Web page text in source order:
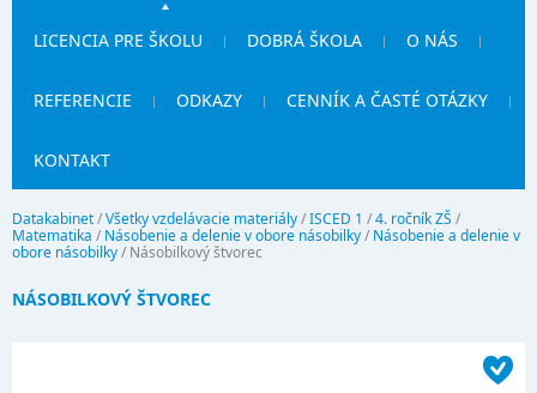
LICENCIA PRE ŠKOLU DOBRÁ ŠKOLA O NÁS
REFERENCIE ODKAZY CENNÍK A ČASTÉ OTÁZKY
KONTAKT
Datakabinet/Všetky vzdelávacie materiály/ISCED 1 /4. ročník ZŠ /
Matematika / Násobenie a delenie v obore násobilky/ Násobenie a delenie v
obore násobilky/ Násobilkový štvorec
NÁSOBILKOVÝ ŠTVOREC